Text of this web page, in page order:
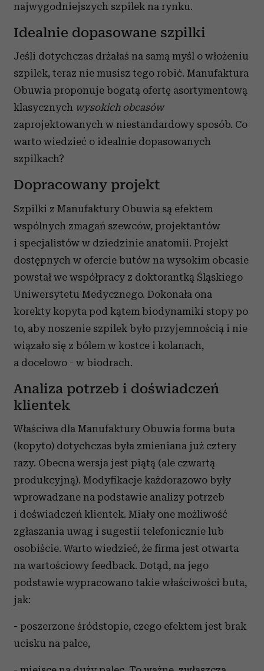
najwygodniejszych szpilek na rynku.
Idealnie dopasowane szpilki
Jeśli dotychczas drżałaś na samą myśl o włożeniu
szpilek, teraz nie musisz tego robić. Manufaktura
Obuwia proponuje bogatą ofertę asortymentową
klasycznych wysokich obcasów
zaprojektowanych w niestandardowy sposób. Co
warto wiedzieć o idealnie dopasowanych
szpilkach?
Dopracowany projekt
Szpilki z Manufaktury Obuwia są efektem
wspólnych zmagań szewców, projektantów
i specjalistów w dziedzinie anatomii. Projekt
dostępnych w ofercie butów na wysokim obcasie
powstał we współpracy z doktorantką Śląskiego
Uniwersytetu Medycznego. Dokonała ona
korekty kopyta pod kątem biodynamiki stopy po
to, aby noszenie szpilek było przyjemnością i nie
wiązało się z bólem w kostce i kolanach,
a docelowo - w biodrach.
Analiza potrzeb i doświadczeń
klientek
Właściwa dla Manufaktury Obuwia forma buta
(kopyto) dotychczas była zmieniana już cztery
razy. Obecna wersja jest piątą (ale czwartą
produkcyjną). Modyfikacje każdorazowo były
wprowadzane na podstawie analizy potrzeb
i doświadczeń klientek. Miały one możliwość
zgłaszania uwag i sugestii telefonicznie lub
osobiście. Warto wiedzieć, że firma jest otwarta
na wartościowy feedback. Dotąd, na jego
podstawie wypracowano takie właściwości buta,
jak:
- poszerzone śródstopie, czego efektem jest brak
ucisku na palce,